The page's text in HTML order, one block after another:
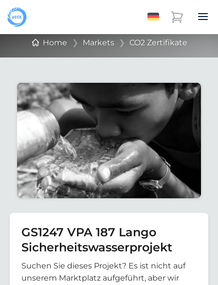
Home ❯ Markets ❯ CO2 Zertifikate
GS1247 VPA 187 Lango
Sicherheitswasserprojekt
Suchen Sie dieses Projekt? Es ist nicht auf
unserem Marktplatz aufgeführt, aber wir